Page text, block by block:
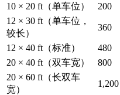
10 × 20 ft（单车位）
200
12 × 30 ft（单车位，
较长）
360
12 × 40 ft（标准） 480
20 × 40 ft（双车宽）
800
20 × 60 ft（长双车
宽）
1,200